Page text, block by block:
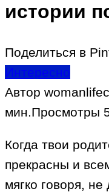
истории
Поделиться в
Интересно
Автор
мин.Просмотры
Когда твои
прекрасны и
мягко говоря,